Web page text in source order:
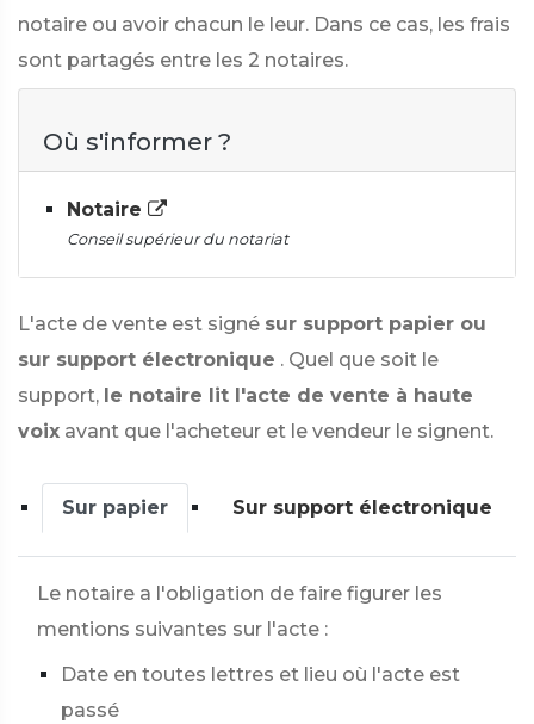
notaire ou avoir chacun le leur. Dans ce cas, les frais
sont partagés entre les 2 notaires.
Où s'informer ?
Notaire
Conseil supérieur du notariat
L'acte de vente est signé sur support papier ou
sur support électronique . Quel que soit le
support, le notaire lit l'acte de vente à haute
voix avant que l'acheteur et le vendeur le signent.
Sur papier Sur support électronique
Le notaire a l'obligation de faire figurer les
mentions suivantes sur l'acte :
Date en toutes lettres et lieu où l'acte est
passé